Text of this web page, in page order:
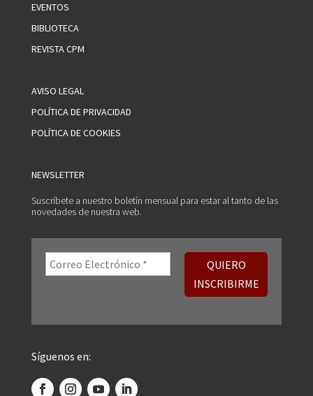
EVENTOS
BIBLIOTECA
REVISTA CPM
AVISO LEGAL
POLÍTICA DE PRIVACIDAD
POLÍTICA DE COOKIES
NEWSLETTER
Suscríbete a nuestro boletín mensual para estar al tanto de las
novedades de nuestra web.
Síguenos en: